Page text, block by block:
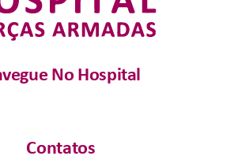
No Hospital
Contatos